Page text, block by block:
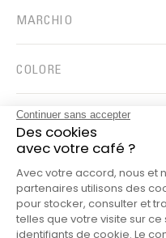
MARCHIO
COLORE
PRODUTTO
DIMENSIONI (BACINELLA
APERTA)